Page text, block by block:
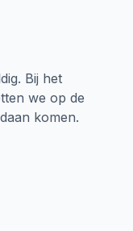
Bij het
we op de
komen.